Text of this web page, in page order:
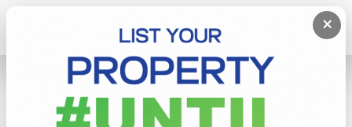
×
Lands
Kandy
?️ Land For Sale In Kandy, Haragama ?